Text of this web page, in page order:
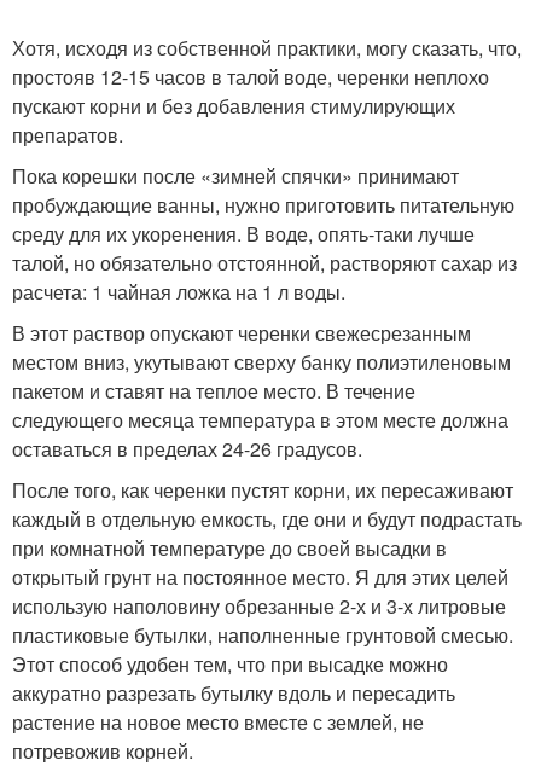
Хотя, исходя из собственной практики, могу сказать, что,
простояв 12-15 часов в талой воде, черенки неплохо
пускают корни и без добавления стимулирующих
препаратов.
Пока корешки после «зимней спячки» принимают
пробуждающие ванны, нужно приготовить питательную
среду для их укоренения. В воде, опять-таки лучше
талой, но обязательно отстоянной, растворяют сахар из
расчета: 1 чайная ложка на 1 л воды.
В этот раствор опускают черенки свежесрезанным
местом вниз, укутывают сверху банку полиэтиленовым
пакетом и ставят на теплое место. В течение
следующего месяца температура в этом месте должна
оставаться в пределах 24-26 градусов.
После того, как черенки пустят корни, их пересаживают
каждый в отдельную емкость, где они и будут подрастать
при комнатной температуре до своей высадки в
открытый грунт на постоянное место. Я для этих целей
использую наполовину обрезанные 2-х и 3-х литровые
пластиковые бутылки, наполненные грунтовой смесью.
Этот способ удобен тем, что при высадке можно
аккуратно разрезать бутылку вдоль и пересадить
растение на новое место вместе с землей, не
потревожив корней.